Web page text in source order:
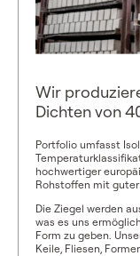
Wir
Dichten von
Portfolio umfasst
hochwertiger
Rohstoffen mit
Die Ziegel werden
was es uns
Form zu geben.
Keile, Fliesen,